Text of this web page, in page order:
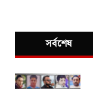
সর্বশেষ